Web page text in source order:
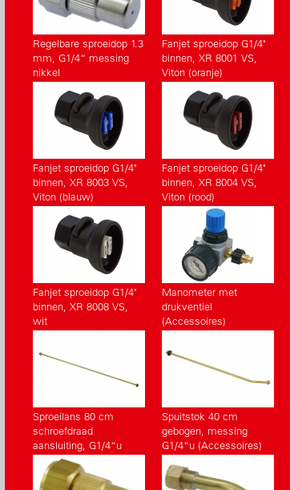
Regelbare sproeidop 1.3
mm, G1/4“ messing
nikkel
Fanjet sproeidop G1/4"
binnen, XR 8001 VS,
Viton (oranje)
Fanjet sproeidop G1/4"
binnen, XR 8003 VS,
Viton (blauw)
Fanjet sproeidop G1/4"
binnen, XR 8004 VS,
Viton (rood)
Fanjet sproeidop G1/4"
binnen, XR 8008 VS,
wit
Manometer met
drukventiel
(Accessoires)
Sproeilans 80 cm
schroefdraad
aansluiting, G1/4“u
beide kanten
Spuitstok 40 cm
gebogen, messing
G1/4“u (Accessoires)